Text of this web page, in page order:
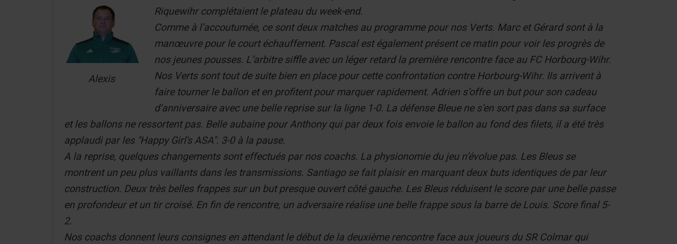
Alexis
Riquewihr complétaient le plateau du week-end.
Comme à l’accoutumée, ce sont deux matches au programme pour nos Verts. Marc et Gérard sont à la
manœuvre pour le court échauffement. Pascal est également présent ce matin pour voir les progrès de
nos jeunes pousses. L’arbitre siffle avec un léger retard la première rencontre face au FC Horbourg-Wihr.
Nos Verts sont tout de suite bien en place pour cette confrontation contre Horbourg-Wihr. Ils arrivent à
faire tourner le ballon et en profitent pour marquer rapidement. Adrien s’offre un but pour son cadeau
d’anniversaire avec une belle reprise sur la ligne 1-0. La défense Bleue ne s’en sort pas dans sa surface
et les ballons ne ressortent pas. Belle aubaine pour Anthony qui par deux fois envoie le ballon au fond des filets, il a été très
applaudi par les "Happy Girl's ASA". 3-0 à la pause.
A la reprise, quelques changements sont effectués par nos coachs. La physionomie du jeu n’évolue pas. Les Bleus se
montrent un peu plus vaillants dans les transmissions. Santiago se fait plaisir en marquant deux buts identiques de par leur
construction. Deux très belles frappes sur un but presque ouvert côté gauche. Les Bleus réduisent le score par une belle passe
en profondeur et un tir croisé. En fin de rencontre, un adversaire réalise une belle frappe sous la barre de Louis. Score final 5-
2.
Nos coachs donnent leurs consignes en attendant le début de la deuxième rencontre face aux joueurs du SR Colmar qui